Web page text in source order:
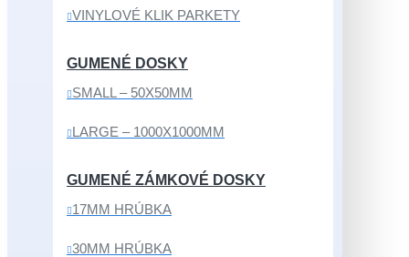
VINYLOVÉ KLIK PARKETY
GUMENÉ DOSKY
SMALL – 50X50MM
LARGE – 1000X1000MM
GUMENÉ ZÁMKOVÉ DOSKY
17MM HRÚBKA
30MM HRÚBKA